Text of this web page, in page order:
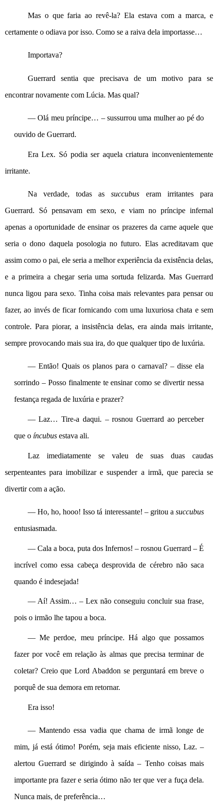
Mas o que faria ao revê-la? Ela estava com a marca, e
certamente o odiava por isso. Como se a raiva dela importasse…
Importava?
Guerrard sentia que precisava de um motivo para se
encontrar novamente com Lúcia. Mas qual?
— Olá meu príncipe… – sussurrou uma mulher ao pé do
ouvido de Guerrard.
Era Lex. Só podia ser aquela criatura inconvenientemente
irritante.
Na verdade, todas as succubus eram irritantes para
Guerrard. Só pensavam em sexo, e viam no príncipe infernal
apenas a oportunidade de ensinar os prazeres da carne aquele que
seria o dono daquela posologia no futuro. Elas acreditavam que
assim como o pai, ele seria a melhor experiência da existência delas,
e a primeira a chegar seria uma sortuda felizarda. Mas Guerrard
nunca ligou para sexo. Tinha coisa mais relevantes para pensar ou
fazer, ao invés de ficar fornicando com uma luxuriosa chata e sem
controle. Para piorar, a insistência delas, era ainda mais irritante,
sempre provocando mais sua ira, do que qualquer tipo de luxúria.
— Então! Quais os planos para o carnaval? – disse ela
sorrindo – Posso finalmente te ensinar como se divertir nessa
festança regada de luxúria e prazer?
— Laz… Tire-a daqui. – rosnou Guerrard ao perceber
que o íncubus estava ali.
Laz imediatamente se valeu de suas duas caudas
serpenteantes para imobilizar e suspender a irmã, que parecia se
divertir com a ação.
— Ho, ho, hooo! Isso tá interessante! – gritou a succubus
entusiasmada.
— Cala a boca, puta dos Infernos! – rosnou Guerrard – É
incrível como essa cabeça desprovida de cérebro não saca
quando é indesejada!
— Aí! Assim… – Lex não conseguiu concluir sua frase,
pois o irmão lhe tapou a boca.
— Me perdoe, meu príncipe. Há algo que possamos
fazer por você em relação às almas que precisa terminar de
coletar? Creio que Lord Abaddon se perguntará em breve o
porquê de sua demora em retornar.
Era isso!
— Mantendo essa vadia que chama de irmã longe de
mim, já está ótimo! Porém, seja mais eficiente nisso, Laz. –
alertou Guerrard se dirigindo à saída – Tenho coisas mais
importante pra fazer e seria ótimo não ter que ver a fuça dela.
Nunca mais, de preferência…